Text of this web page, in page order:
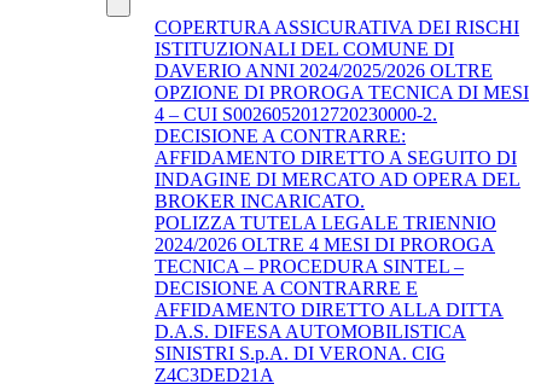
COPERTURA ASSICURATIVA DEI RISCHI
ISTITUZIONALI DEL COMUNE DI
DAVERIO ANNI 2024/2025/2026 OLTRE
OPZIONE DI PROROGA TECNICA DI MESI
4 – CUI S0026052012720230000-2.
DECISIONE A CONTRARRE:
AFFIDAMENTO DIRETTO A SEGUITO DI
INDAGINE DI MERCATO AD OPERA DEL
BROKER INCARICATO.
POLIZZA TUTELA LEGALE TRIENNIO
2024/2026 OLTRE 4 MESI DI PROROGA
TECNICA – PROCEDURA SINTEL –
DECISIONE A CONTRARRE E
AFFIDAMENTO DIRETTO ALLA DITTA
D.A.S. DIFESA AUTOMOBILISTICA
SINISTRI S.p.A. DI VERONA. CIG
Z4C3DED21A